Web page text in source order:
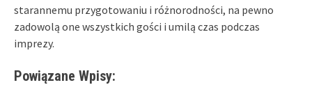
starannemu przygotowaniu i różnorodności, na pewno
zadowolą one wszystkich gości i umilą czas podczas
imprezy.
Powiązane Wpisy: